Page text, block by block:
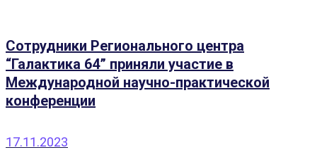
Сотрудники Регионального центра
“Галактика 64” приняли участие в
Международной научно-практической
конференции
17.11.2023